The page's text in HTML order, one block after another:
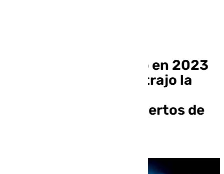
Andalucía se destacó en 2023
como la región que atrajo la
espectadores a conciertos de